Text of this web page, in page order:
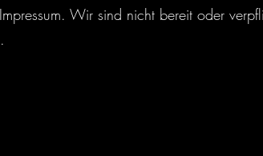
Wir sind nicht bereit oder